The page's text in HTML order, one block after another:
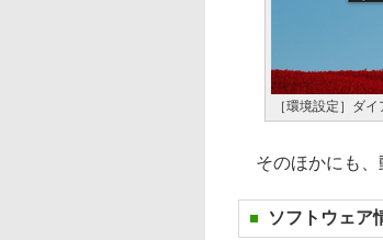
［環境設定］ダ
そのほかにも、
ソフトウェア